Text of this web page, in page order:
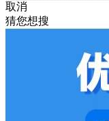
取消
猜您想搜